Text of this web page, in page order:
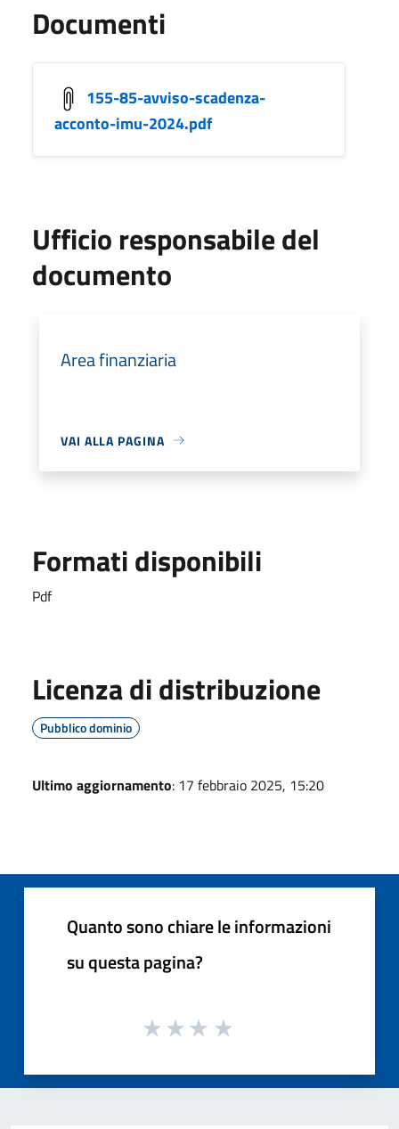
Documenti
155-85-avviso-scadenza-
acconto-imu-2024.pdf
Ufficio responsabile del
documento
Area finanziaria
VAI ALLA PAGINA
Formati disponibili
Pdf
Licenza di distribuzione
Pubblico dominio
Ultimo aggiornamento: 17 febbraio 2025, 15:20
Quanto sono chiare le informazioni
su questa pagina?